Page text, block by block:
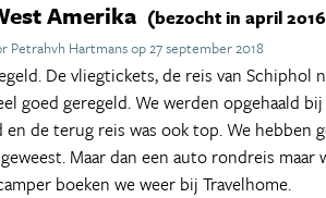
Amerika (bezocht in april
Petrahvh Hartmans op 27 september 2018
De vliegtickets, de reis van Schiphol
goed geregeld. We werden opgehaald
en de terug reis was ook top. We
Maar dan een auto rondreis maar
boeken we weer bij Travelhome.